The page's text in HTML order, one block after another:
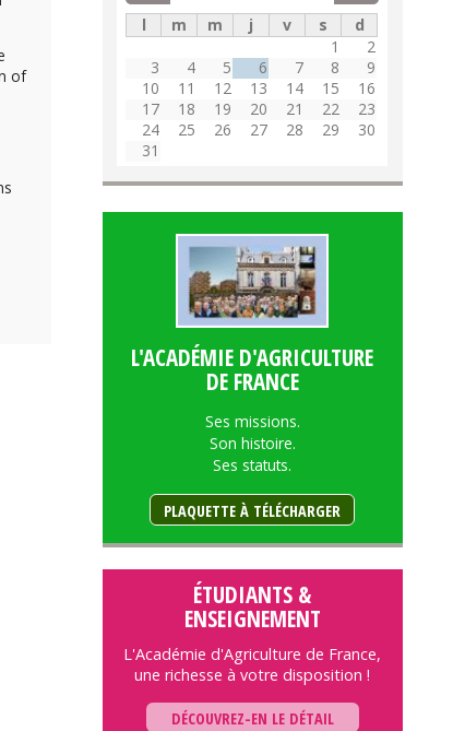
of
l m m j v s
d
1
2
3
4 5 6 7 8
9
10
11 12 13 14 15
16
17
18 19 20 21 22
23
24
25 26 27 28 29
30
31
L'ACADÉMIE D'AGRICULTURE
DE FRANCE
Ses missions.
Son histoire.
Ses statuts.
PLAQUETTE À TÉLÉCHARGER
ÉTUDIANTS &
ENSEIGNEMENT
L'Académie d'Agriculture de France,
une richesse à votre disposition !
DÉCOUVREZ-EN LE DÉTAIL